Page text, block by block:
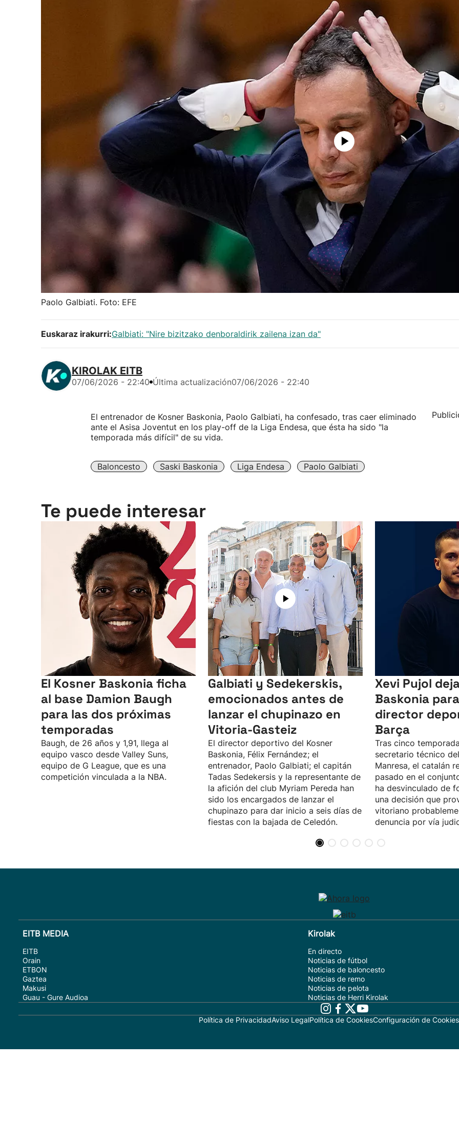
Paolo Galbiati. Foto: EFE
Euskaraz irakurri:Galbiati: "Nire bizitzako denboraldirik zailena izan da"
KIROLAK EITB
07/06/2026 - 22:40 Última actualización07/06/2026 - 22:40
El entrenador de Kosner Baskonia, Paolo Galbiati, ha confesado, tras caer eliminado
ante el Asisa Joventut en los play-off de la Liga Endesa, que ésta ha sido "la
temporada más difícil" de su vida.
Baloncesto Saski Baskonia Liga Endesa Paolo Galbiati
Te puede interesar
El Kosner Baskonia ficha
al base Damion Baugh
para las dos próximas
temporadas
Baugh, de 26 años y 1,91, llega al
equipo vasco desde Valley Suns,
equipo de G League, que es una
competición vinculada a la NBA.
Galbiati y Sedekerskis,
emocionados antes de
lanzar el chupinazo en
Vitoria-Gasteiz
El director deportivo del Kosner
Baskonia, Félix Fernández; el
entrenador, Paolo Galbiati; el capitán
Tadas Sedekersis y la representante de
la afición del club Myriam Pereda han
sido los encargados de lanzar el
chupinazo para dar inicio a seis días de
fiestas con la bajada de Celedón.
Xevi Pujol
Baskonia
director
Barça
Tras cinco
secretario técnico
Manresa, el catalán
pasado en el
ha desvinculado de
una decisión que
vitoriano
denuncia por vía
EITB MEDIA
EITB
Orain
ETBON
Gaztea
Makusi
Guau - Gure Audioa
Kirolak
En directo
Noticias de fútbol
Noticias de baloncesto
Noticias de remo
Noticias de pelota
Noticias de Herri Kirolak
Política de PrivacidadAviso LegalPolítica de CookiesConfiguración de Cookies